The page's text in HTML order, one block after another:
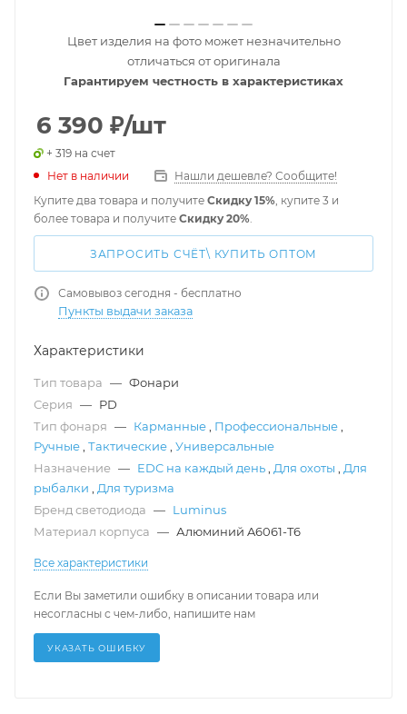
Цвет изделия на фото может незначительно
отличаться от оригинала
Гарантируем честность в характеристиках
6 390 ₽/шт
+ 319 на счет
Нет в наличии
Нашли дешевле? Сообщите!
Купите два товара и получите Скидку 15%, купите 3 и
более товара и получите Скидку 20%.
ЗАПРОСИТЬ СЧЁТ\ КУПИТЬ ОПТОМ
Самовывоз сегодня - бесплатно
Пункты выдачи заказа
Характеристики
Тип товара — Фонари
Серия — PD
Тип фонаря — Карманные Профессиональные
Ручные Тактические Универсальные
Назначение — EDC на каждый день Для охоты
Для
рыбалки
Для туризма
Бренд светодиода — Luminus
Материал корпуса — Алюминий A6061-T6
Все характеристики
Если Вы заметили ошибку в описании товара или
несогласны с чем-либо, напишите нам
УКАЗАТЬ ОШИБКУ